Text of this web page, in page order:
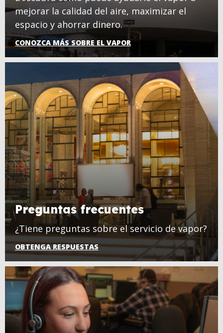
mejorar la calidad del aire, maximizar el
espacio y ahorrar dinero.
CONOZCA MÁS SOBRE EL VAPOR
Preguntas frecuentes
¿Tiene preguntas sobre el servicio de vapor?
OBTENGA RESPUESTAS